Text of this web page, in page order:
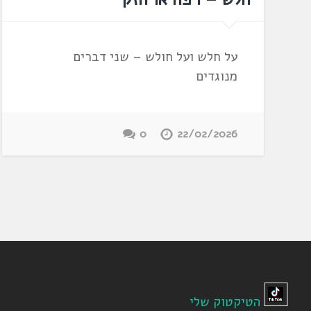
על חלש ועל חולש – שני דברים
מנוגדים
22/02/2026
0
הטיקטוק שלי